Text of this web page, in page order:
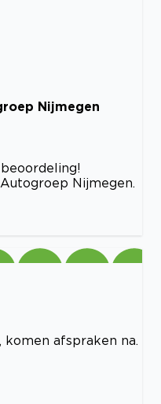
Nijmegen
Nijmegen.
afspraken na.